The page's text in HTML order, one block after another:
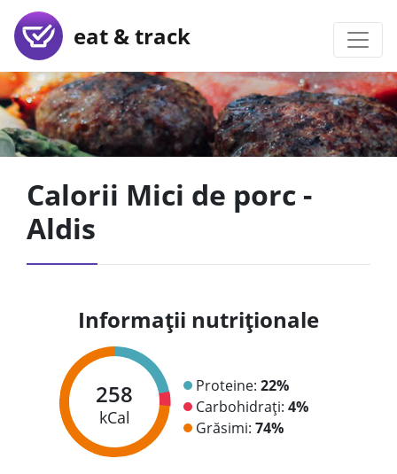
eat & track
Calorii Mici de porc -
Aldis
Informații nutriționale
258
kCal
Proteine: 22%
Carbohidrați: 4%
Grăsimi: 74%